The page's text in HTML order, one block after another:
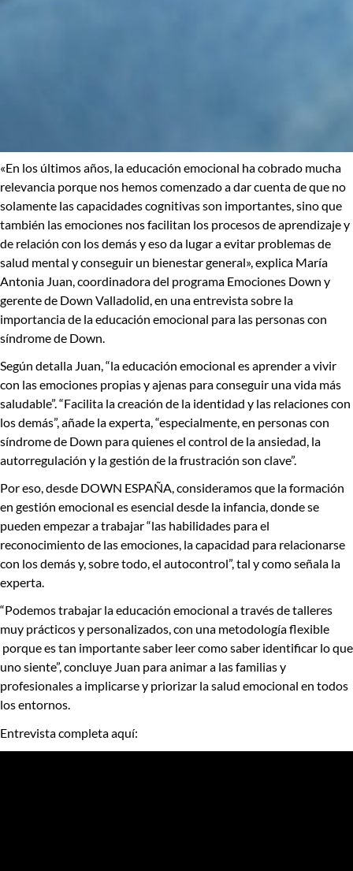
«En los últimos años, la educación emocional ha cobrado mucha
relevancia porque nos hemos comenzado a dar cuenta de que no
solamente las capacidades cognitivas son importantes, sino que
también las emociones nos facilitan los procesos de aprendizaje y
de relación con los demás y eso da lugar a evitar problemas de
salud mental y conseguir un bienestar general», explica María
Antonia Juan, coordinadora del programa Emociones Down y
gerente de Down Valladolid , en una entrevista sobre la
importancia de la educación emocional para las personas con
síndrome de Down.
Según detalla Juan, “la educación emocional es aprender a vivir
con las emociones propias y ajenas para conseguir una vida más
saludable”.“Facilita la creación de la identidad y las relaciones con
los demás”, añade la experta, “especialmente, en personas con
síndrome de Down para quienes el control de la ansiedad, la
autorregulación y la gestión de la frustración son clave”.
Por eso, desde DOWN ESPAÑA, consideramos que la formación
en gestión emocional es esencial desde la infancia, donde se
pueden empezar a trabajar “las habilidades para el
reconocimiento de las emociones, la capacidad para relacionarse
con los demás y, sobre todo, el autocontrol”,tal y como señala la
experta.
“Podemos trabajar la educación emocional a través de talleres
muy prácticos y personalizados, con una metodología flexible
porque es tan importante saber leer como saber identificar lo que
uno siente”, concluye Juan para animar a las familias y
profesionales a implicarse y priorizar la salud emocional en todos
los entornos.
Entrevista completa aquí: